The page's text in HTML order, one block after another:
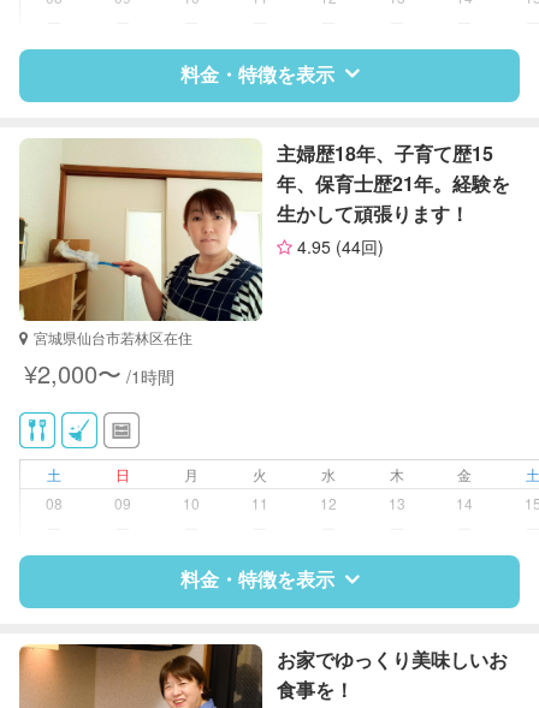
家庭料理
庭の手入れ/植木の水やり
片付け/整理整頓
料金・特徴を表示
特徴 料金 レビュー
サポートの特徴
資格 なし
対応可能/特徴
掃除（洗面所、お風呂場、お手洗
ゴミの分別/ゴミ出し
近隣買い物
家庭料理
庭の手入れ/植木の水やり
片付け/整理整頓
主婦歴18年、子育て歴15
年、保育士歴21年。経験を
生かして頑張ります！
4.95 (44回)
宮城県仙台市若林区在住
¥2,000〜 /1時間
土 日 月 火 水 木 金
08
09 10 11 12 13 14
料金・特徴を表示
特徴 料金 レビュー
お家でゆっくり美味しいお
食事を！